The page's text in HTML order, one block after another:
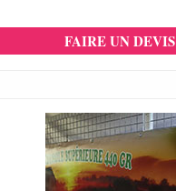
FAIRE UN DEVIS